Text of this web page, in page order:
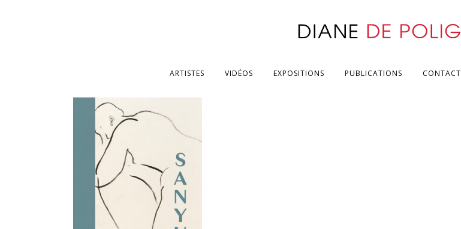
ARTISTES VIDÉOS EXPOSITIONS PUBLICATIONS CONTACT